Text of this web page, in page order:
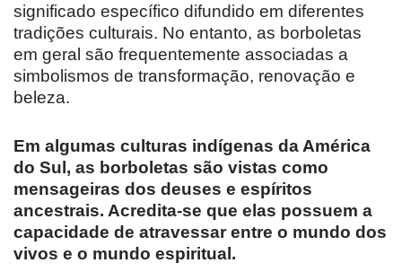
significado específico difundido em diferentes
tradições culturais. No entanto, as borboletas
em geral são frequentemente associadas a
simbolismos de transformação, renovação e
beleza.
Em algumas culturas indígenas da América
do Sul, as borboletas são vistas como
mensageiras dos deuses e espíritos
ancestrais. Acredita-se que elas possuem a
capacidade de atravessar entre o mundo dos
vivos e o mundo espiritual.